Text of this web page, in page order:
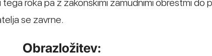
roka pa z zakonskimi zamudnimi obrestmi do
se zavrne.
Obrazložitev: